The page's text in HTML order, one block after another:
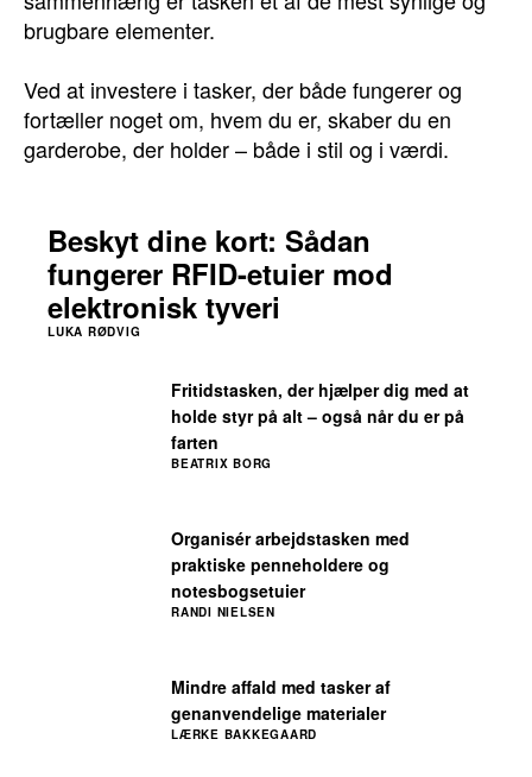
brugbare elementer.
Ved at investere i tasker, der både fungerer og
fortæller noget om, hvem du er, skaber du en
garderobe, der holder – både i stil og i værdi.
Mindre affald med tasker af
genanvendelige materialer
LÆRKE BAKKEGAARD
Organisér arbejdstasken med
praktiske penneholdere og
notesbogsetuier
RANDI NIELSEN
Fritidstasken, der hjælper dig med at
holde styr på alt – også når du er på
farten
BEATRIX BORG
Beskyt dine kort: Sådan
fungerer RFID-etuier mod
elektronisk tyveri
LUKA RØDVIG